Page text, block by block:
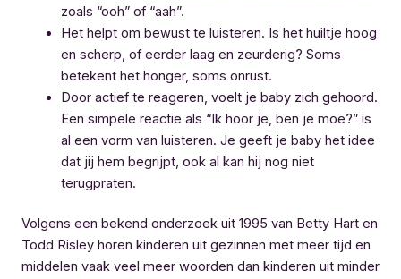
zoals “ooh” of “aah”.
Het helpt om bewust te luisteren. Is het huiltje hoog
en scherp, of eerder laag en zeurderig? Soms
betekent het honger, soms onrust.
Door actief te reageren, voelt je baby zich gehoord.
Een simpele reactie als “Ik hoor je, ben je moe?” is
al een vorm van luisteren. Je geeft je baby het idee
dat jij hem begrijpt, ook al kan hij nog niet
terugpraten.
Volgens een bekend onderzoek uit 1995 van Betty Hart en
Todd Risley horen kinderen uit gezinnen met meer tijd en
middelen vaak veel meer woorden dan kinderen uit minder